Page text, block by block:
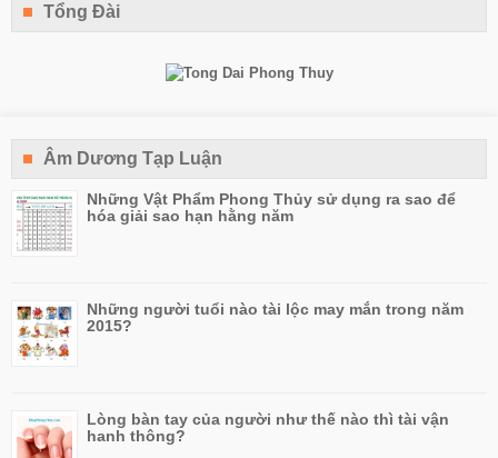
Tổng Đài
Âm Dương Tạp Luận
Những Vật Phẩm Phong Thủy sử dụng ra sao để
hóa giải sao hạn hằng năm
Những người tuổi nào tài lộc may mắn trong năm
2015?
Lòng bàn tay của người như thế nào thì tài vận
hanh thông?